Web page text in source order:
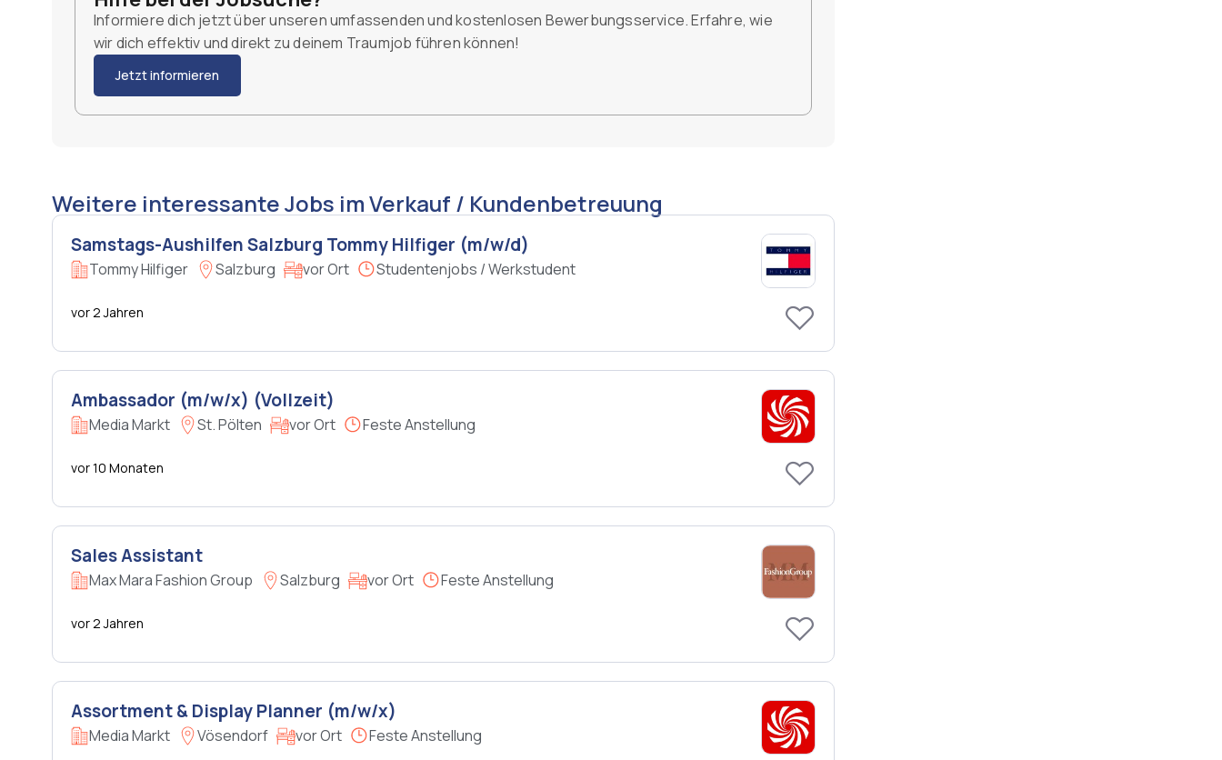
Informiere dich jetzt über unseren umfassenden und kostenlosen Bewerbungsservice. Erfahre, wie
wir dich effektiv und direkt zu deinem Traumjob führen können!
Jetzt informieren
Weitere interessante Jobs im Verkauf / Kundenbetreuung
Samstags-Aushilfen Salzburg Tommy Hilfiger (m/w/d)
Tommy Hilfiger Salzburg vor Ort Studentenjobs / Werkstudent
vor 2 Jahren
Ambassador (m/w/x) (Vollzeit)
Media Markt St. Pölten vor Ort Feste Anstellung
vor 10 Monaten
Sales Assistant
Max Mara Fashion Group Salzburg vor Ort Feste Anstellung
vor 2 Jahren
Assortment & Display Planner (m/w/x)
Media Markt Vösendorf vor Ort Feste Anstellung